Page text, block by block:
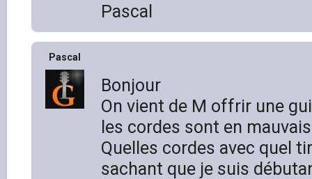
Pascal
Pascal
Bonjour
On vient de M offrir une
les cordes sont en
Quelles cordes avec quel
sachant que je suis